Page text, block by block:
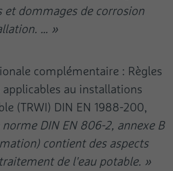
et dommages de corrosion
… »
complémentaire : Règles
au installations
(TRWI) DIN EN 1988-200,
norme DIN EN 806-2, annexe B
contient des aspects
de l'eau potable. »